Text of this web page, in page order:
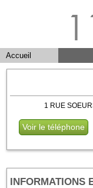
Accueil
1 RUE
Voir le téléphone
INFORMATIONS